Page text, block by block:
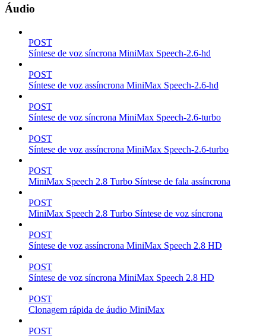
Áudio
POST
Síntese de voz síncrona MiniMax Speech-2.6-hd
POST
Síntese de voz assíncrona MiniMax Speech-2.6-hd
POST
Síntese de voz síncrona MiniMax Speech-2.6-turbo
POST
Síntese de voz assíncrona MiniMax Speech-2.6-turbo
POST
MiniMax Speech 2.8 Turbo Síntese de fala assíncrona
POST
MiniMax Speech 2.8 Turbo Síntese de voz síncrona
POST
Síntese de voz assíncrona MiniMax Speech 2.8 HD
POST
Síntese de voz síncrona MiniMax Speech 2.8 HD
POST
Clonagem rápida de áudio MiniMax
POST